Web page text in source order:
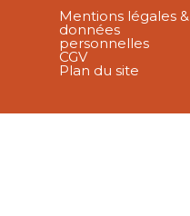
Mentions légales &
données
personnelles
CGV
Plan du site